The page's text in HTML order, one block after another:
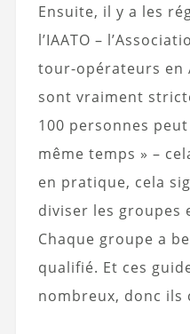
Ensuite, il y a les
l’IAATO –
tour-opérateurs en
sont vraiment
100 personnes
même temps » –
en pratique, cela
diviser les groupes
Chaque groupe a
qualifié. Et ces
nombreux, donc ils